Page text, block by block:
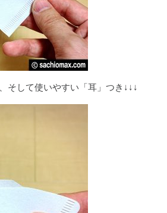
そして使いやすい「耳」つき↓↓↓